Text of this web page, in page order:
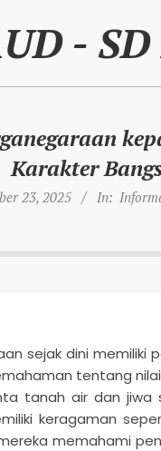
-
Karakter
23, 2025 In:
sejak dini
tentang
tanah air dan
keragaman
memahami